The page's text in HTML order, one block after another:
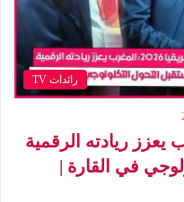
رائدات TV
2026: المغرب يعزز ريادته الرقمية
في القارة |